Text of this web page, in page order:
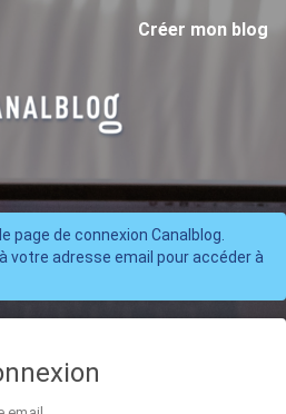
Créer mon blog
page de connexion Canalblog.
votre adresse email pour accéder à